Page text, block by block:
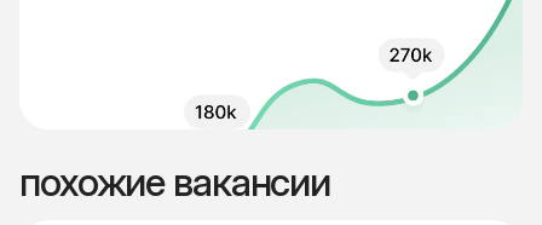
похожие вакансии